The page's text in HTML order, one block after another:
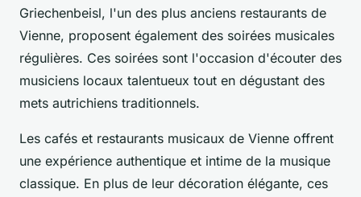
Griechenbeisl, l'un des plus anciens restaurants de
Vienne, proposent également des soirées musicales
régulières. Ces soirées sont l'occasion d'écouter des
musiciens locaux talentueux tout en dégustant des
mets autrichiens traditionnels.
Les cafés et restaurants musicaux de Vienne offrent
une expérience authentique et intime de la musique
classique. En plus de leur décoration élégante, ces